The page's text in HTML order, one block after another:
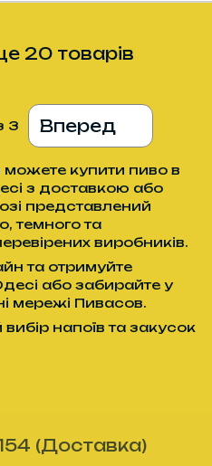
20 товарів
3 Вперед
можете купити пиво в
з доставкою або
представлений
темного та
виробників.
та отримуйте
або забирайте у
мережі Пивасов.
напоїв та закусок
(Доставка)